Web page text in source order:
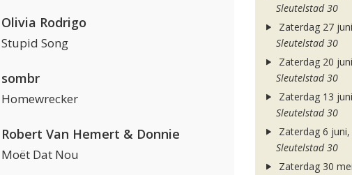
Olivia Rodrigo
Stupid Song
sombr
Homewrecker
Robert Van Hemert & Donnie
Moët Dat Nou
Sleutelstad 30
Zaterdag 27
Sleutelstad 30
Zaterdag 20
Sleutelstad 30
Zaterdag 13
Sleutelstad 30
Zaterdag 6
Sleutelstad 30
Zaterdag 30